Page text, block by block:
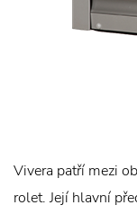
Vivera patří mezi
rolet. Její hlavní